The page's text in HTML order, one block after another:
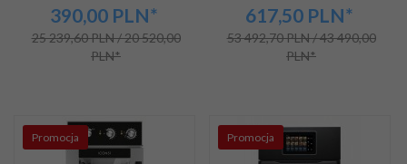
390,00 PLN*
25 239,60 PLN / 20 520,00
PLN*
617,50 PLN*
53 492,70 PLN / 43 490,00
PLN*
Promocja Promocja